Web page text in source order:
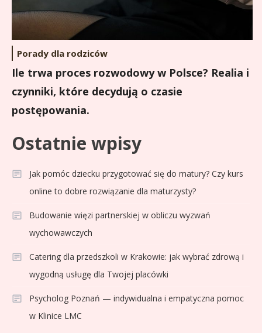
Porady dla rodziców
Ile trwa proces rozwodowy w Polsce? Realia i
czynniki, które decydują o czasie
postępowania.
Ostatnie wpisy
Jak pomóc dziecku przygotować się do matury? Czy kurs
online to dobre rozwiązanie dla maturzysty?
Budowanie więzi partnerskiej w obliczu wyzwań
wychowawczych
Catering dla przedszkoli w Krakowie: jak wybrać zdrową i
wygodną usługę dla Twojej placówki
Psycholog Poznań — indywidualna i empatyczna pomoc
w Klinice LMC
3 Sport
Jagiellonia Białystok rankingi w
PKO BP Ekstraklasie: analiza
4 Sport